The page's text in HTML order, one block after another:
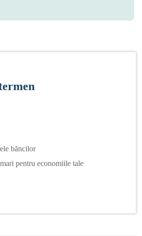
băncilor
pentru economiile tale